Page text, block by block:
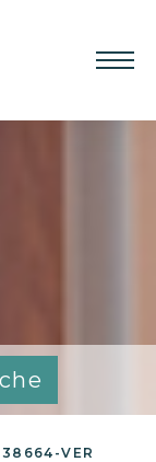
38664-VER